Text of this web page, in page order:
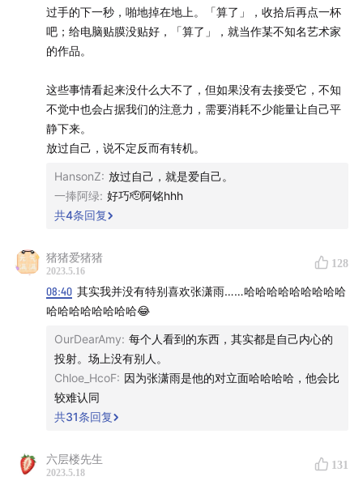
为什么有一些人总是倾向于自我攻击，而不是拥抱
自己？「困扰你的东西未必一定是真的。」
面对现实的随机性，尤其是负反馈时，你可以默念
「哦」
12:34 不确定性是两面的，我们很容易过于在乎「下行风
险」，以至于忘记自己完全有能力、有可能做出更好的结
我们为什么容易被焦虑所支配？现代社会里的你我
每天所面对的刺激变得越来越多了
内心自我否定、攻击、怀疑时，你可以默念「99%
过手的下一秒，啪地掉在地上。「算了」，收拾后再点一杯
吧；给电脑贴膜没贴好，「算了」，就当作某不知名艺术家
的作品。
这些事情看起来没什么大不了，但如果没有去接受它，不知
不觉中也会占据我们的注意力，需要消耗不少能量让自己平
静下来。
放过自己，说不定反而有转机。
HansonZ: 放过自己，就是爱自己。
一捧阿绿: 好巧🫡阿铭hhh
共4条回复
猪猪爱猪猪
2023.5.16
128
08:40 其实我并没有特别喜欢张潇雨……哈哈哈哈哈哈哈哈哈
哈哈哈哈哈哈哈哈😂
OurDearAmy: 每个人看到的东西，其实都是自己内心的
投射。场上没有别人。
Chloe_HcoF: 因为张潇雨是他的对立面哈哈哈哈，他会比
较难认同
共31条回复
六层楼先生
2023.5.18
131